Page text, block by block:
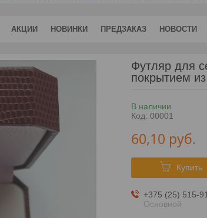
АКЦИИ НОВИНКИ ПРЕДЗАКАЗ НОВОСТИ
Футляр для
покрытием
В наличии
Код: 00001
60,10 руб.
Купить
+375 (25) 515-
Основной